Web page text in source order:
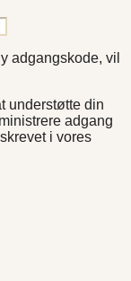
adgangskode, vil
understøtte din
adgang
i vores